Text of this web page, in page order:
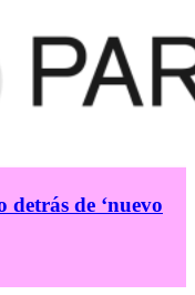
detrás de ‘nuevo